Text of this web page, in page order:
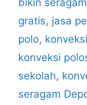
gratis, jasa
polo,
konveksi
sekolah,
seragam